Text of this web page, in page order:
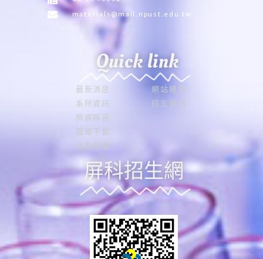
materials@mail.npust.edu.tw
Quick link
最新消息
系所資訊
師資陣容
檔案下載
活動剪輯
網站導覽
招生資訊
屏科招生網